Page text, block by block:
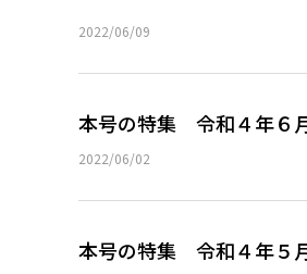
2022/06/09
本号の特集 令和４年６
2022/06/02
本号の特集 令和４年５